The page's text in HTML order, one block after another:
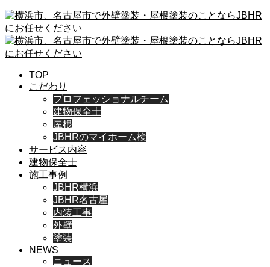
TOP
こだわり
プロフェッショナルチーム
建物保全士
屋根
JBHRのマイホーム検
サービス内容
建物保全士
施工事例
JBHR横浜
JBHR名古屋
内装工事
外壁
塗装
NEWS
ニュース